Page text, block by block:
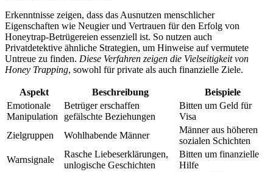
Erkenntnisse zeigen, dass das Ausnutzen menschlicher
Eigenschaften wie Neugier und Vertrauen für den Erfolg von
Honeytrap-Betrügereien essenziell ist. So nutzen auch
Privatdetektive ähnliche Strategien, um Hinweise auf vermutete
Untreue zu finden. Diese Verfahren zeigen die Vielseitigkeit von
Honey Trapping, sowohl für private als auch finanzielle Ziele.
Aspekt Beschreibung
Beispiele
Emotionale
Manipulation
Betrüger erschaffen
gefälschte Beziehungen
Bitten um Geld für
Visa
Zielgruppen
Wohlhabende Männer
Männer aus höheren
sozialen Schichten
Warnsignale
Rasche Liebeserklärungen,
unlogische Geschichten
Bitten um finanzielle
Hilfe